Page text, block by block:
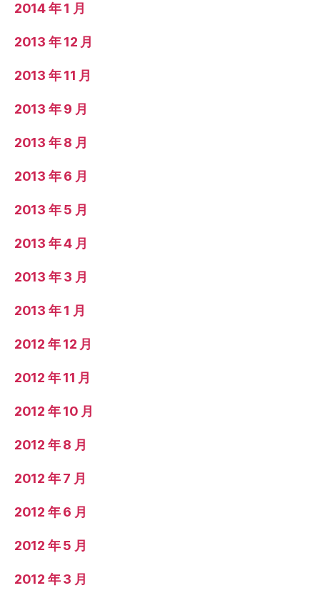
2014 年 1 月
2013 年 12 月
2013 年 11 月
2013 年 9 月
2013 年 8 月
2013 年 6 月
2013 年 5 月
2013 年 4 月
2013 年 3 月
2013 年 1 月
2012 年 12 月
2012 年 11 月
2012 年 10 月
2012 年 8 月
2012 年 7 月
2012 年 6 月
2012 年 5 月
2012 年 3 月